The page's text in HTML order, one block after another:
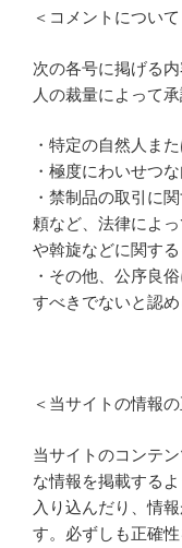
＜コメントについて
次の各号に掲げる
人の裁量によって
・特定の自然人ま
・極度にわいせつ
・禁制品の取引に
頼など、法律によ
や斡旋などに関す
・その他、公序良
すべきでないと認
＜当サイトの情報
当サイトのコンテ
な情報を掲載する
入り込んだり、情
す。必ずしも正確